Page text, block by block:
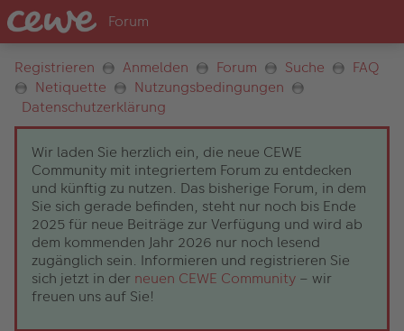
Registrieren Anmelden Forum Suche
FAQ
Netiquette
Nutzungsbedingungen
Datenschutzerklärung
Wir laden Sie herzlich ein, die neue CEWE
Community mit integriertem Forum zu entdecken
und künftig zu nutzen. Das bisherige Forum, in dem
Sie sich gerade befinden, steht nur noch bis Ende
2025 für neue Beiträge zur Verfügung und wird ab
dem kommenden Jahr 2026 nur noch lesend
zugänglich sein. Informieren und registrieren Sie
sich jetzt in der neuen CEWE Community – wir
freuen uns auf Sie!